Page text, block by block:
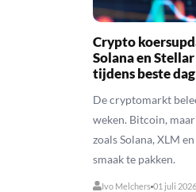
Crypto
Solana en
tijdens beste
De cryptomarkt
weken. Bitcoin,
zoals Solana, XLM
smaak te pakken.
Ivo Melchers 01 juli 2026